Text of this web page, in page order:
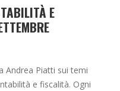
E
Andrea Piatti sui temi
e fiscalità. Ogni